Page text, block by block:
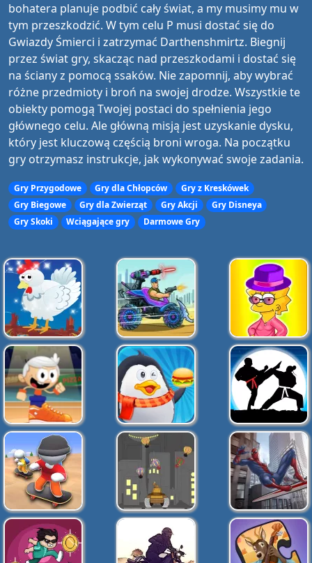
bohatera planuje podbić cały świat, a my musimy mu w
tym przeszkodzić. W tym celu P musi dostać się do
Gwiazdy Śmierci i zatrzymać Darthenshmirtz. Biegnij
przez świat gry, skacząc nad przeszkodami i dostać się
na ściany z pomocą ssaków. Nie zapomnij, aby wybrać
różne przedmioty i broń na swojej drodze. Wszystkie te
obiekty pomogą Twojej postaci do spełnienia jego
głównego celu. Ale główną misją jest uzyskanie dysku,
który jest kluczową częścią broni wroga. Na początku
gry otrzymasz instrukcje, jak wykonywać swoje zadania.
Gry Przygodowe Gry dla Chłopców
Gry z Kreskówek
Gry Biegowe
Gry dla Zwierząt Gry Akcji
Gry Disneya
Gry Skoki
Wciągające gry Darmowe Gry